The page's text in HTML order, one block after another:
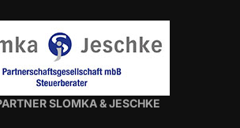
SLOMKA & JESCHKE